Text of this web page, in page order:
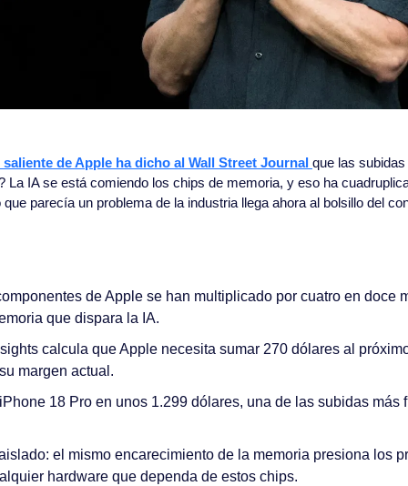
de Apple ha dicho al Wall Street Journal que las
La IA se está comiendo los chips de memoria, y eso ha
parecía un problema de la industria llega ahora al bolsillo del
de Apple se han multiplicado por cuatro en doce
que dispara la IA.
calcula que Apple necesita sumar 270 dólares al
margen actual.
18 Pro en unos 1.299 dólares, una de las subidas más
el mismo encarecimiento de la memoria presiona los
hardware que dependa de estos chips.